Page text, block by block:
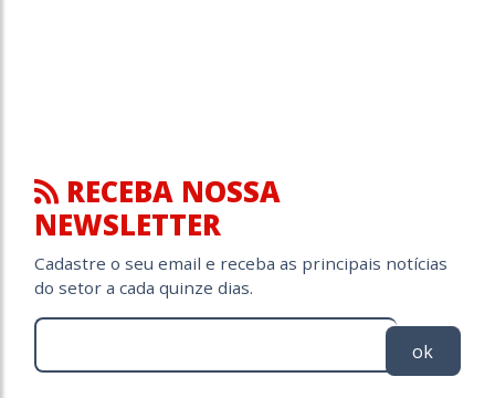
RECEBA NOSSA
NEWSLETTER
Cadastre o seu email e receba as principais notícias
do setor a cada quinze dias.
ok